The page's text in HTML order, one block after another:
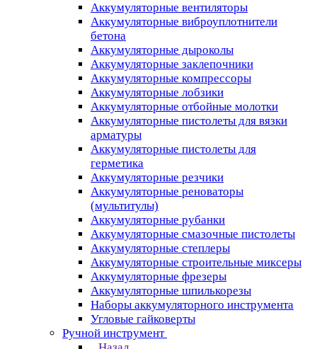
Аккумуляторные вентиляторы
Аккумуляторные виброуплотнители
бетона
Аккумуляторные дыроколы
Аккумуляторные заклепочники
Аккумуляторные компрессоры
Аккумуляторные лобзики
Аккумуляторные отбойные молотки
Аккумуляторные пистолеты для вязки
арматуры
Аккумуляторные пистолеты для
герметика
Аккумуляторные резчики
Аккумуляторные реноваторы
(мультитулы)
Аккумуляторные рубанки
Аккумуляторные смазочные пистолеты
Аккумуляторные степлеры
Аккумуляторные строительные миксеры
Аккумуляторные фрезеры
Аккумуляторные шпилькорезы
Наборы аккумуляторного инструмента
Угловые гайковерты
Ручной инструмент